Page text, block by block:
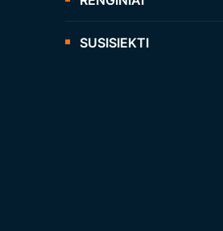
SUSISIEKTI